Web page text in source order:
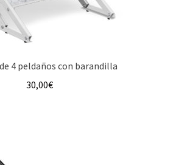
4 peldaños con barandilla
30,00€